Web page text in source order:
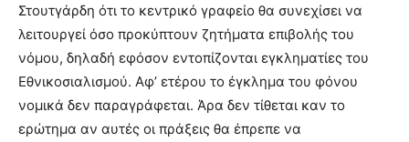
Στουτγάρδη ότι το κεντρικό γραφείο θα συνεχίσει να
λειτουργεί όσο προκύπτουν ζητήματα επιβολής του
νόμου, δηλαδή εφόσον εντοπίζονται εγκληματίες του
Εθνικοσιαλισμού. Αφ’ ετέρου το έγκλημα του φόνου
νομικά δεν παραγράφεται. Άρα δεν τίθεται καν το
ερώτημα αν αυτές οι πράξεις θα έπρεπε να